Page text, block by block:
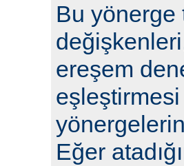
Bu yönerge
ereşem
Eğer